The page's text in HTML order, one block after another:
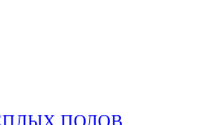
ПОЛОВ